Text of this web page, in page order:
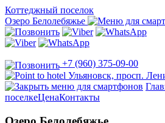
Коттеджный поселок
Озеро Белолебяжье
+7 (960) 375-09-00
Ульяновск, просп.
поселкеЦенаКонтакты